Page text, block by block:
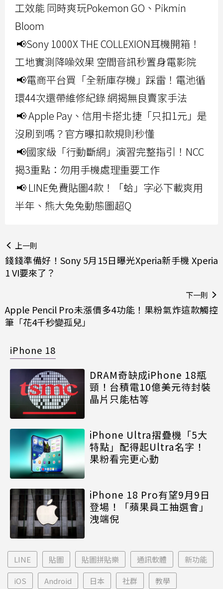
工效能 同時爽玩Pokemon GO、Pikmin
Bloom
📢Sony 1000X THE COLLEXION耳機開箱！
工地實測降噪效果 空間音訊秒置身電影院
📢電商平台買「全新庫存機」踩雷！電池循
環44次還帶維修紀錄 網揭無良賣家手法
📢 Apple Pay、信用卡搭北捷「只扣1元」是
沒刷到嗎？官方曝扣款規則秒懂
📢國家級「行動斷網」演習完整指引！NCC
揭3重點：勿用手機處理重要工作
📢 LINE免費貼圖4款！「蛤」字必下載爽用
半年、熊大兔兔動態圖超Q
上一則
錢錢準備好！Sony 5月15日曝光Xperia新手機 Xperia
1 VI要來了？
下一則
Apple Pencil Pro未漲價多4功能！果粉氣炸這款觸控
筆「花4千秒變孤兒」
iPhone 18
DRAM奇缺成iPhone 18瓶
頸！台積電10億美元待封裝
晶片只能枯等
iPhone Ultra摺疊機「5大
特點」配得起Ultra名字！
果粉看完更心動
iPhone 18 Pro有望9月9日
登場！「蘋果員工抽選會」
洩端倪
LINE 貼圖 貼圖拼貼樂 通訊軟體 新功能
iOS Android 日本 社群 教學